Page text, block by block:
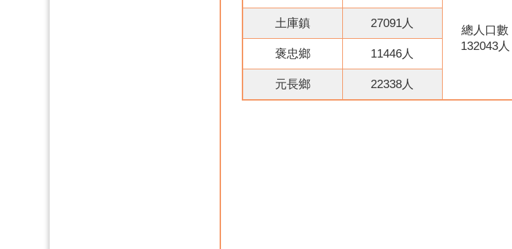
總人口數
132043人
土庫鎮 27091人
褒忠鄉 11446人
元長鄉 22338人